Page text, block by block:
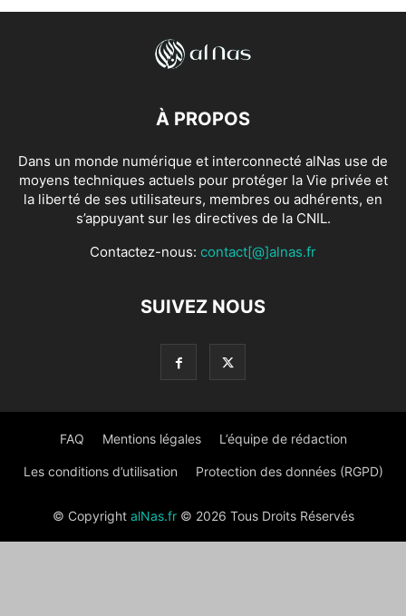
À PROPOS
Dans un monde numérique et interconnecté alNas use de
moyens techniques actuels pour protéger la Vie privée et
la liberté de ses utilisateurs, membres ou adhérents, en
s’appuyant sur les directives de la CNIL.
Contactez-nous: contact[@]alnas.fr
SUIVEZ NOUS
FAQ Mentions légales L’équipe de rédaction
Les conditions d’utilisation Protection des données (RGPD)
© Copyright alNas.fr© 2026 Tous Droits Réservés